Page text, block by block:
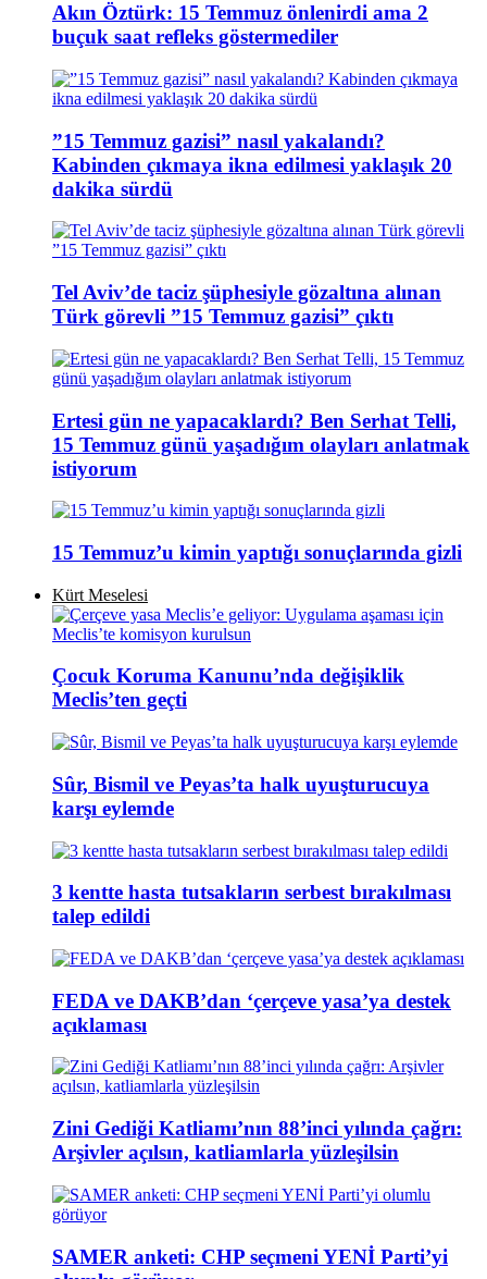
Akın Öztürk: 15 Temmuz önlenirdi ama 2
buçuk saat refleks göstermediler
”15 Temmuz gazisi” nasıl yakalandı?
Kabinden çıkmaya ikna edilmesi yaklaşık 20
dakika sürdü
Tel Aviv’de taciz şüphesiyle gözaltına alınan
Türk görevli ”15 Temmuz gazisi” çıktı
Ertesi gün ne yapacaklardı? Ben Serhat Telli,
15 Temmuz günü yaşadığım olayları anlatmak
istiyorum
15 Temmuz’u kimin yaptığı sonuçlarında gizli
Kürt Meselesi
Çocuk Koruma Kanunu’nda değişiklik
Meclis’ten geçti
Sûr, Bismil ve Peyas’ta halk uyuşturucuya
karşı eylemde
3 kentte hasta tutsakların serbest bırakılması
talep edildi
FEDA ve DAKB’dan ‘çerçeve yasa’ya destek
açıklaması
Zini Gediği Katliamı’nın 88’inci yılında çağrı:
Arşivler açılsın, katliamlarla yüzleşilsin
SAMER anketi: CHP seçmeni YENİ Parti’yi